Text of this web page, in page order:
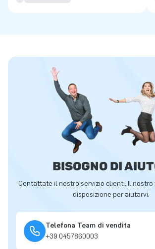
BISOGNO DI
Contattate il nostro servizio clienti. Il nostro
disposizione per aiutarvi.
Telefona Team di vendita
+39 0457860003